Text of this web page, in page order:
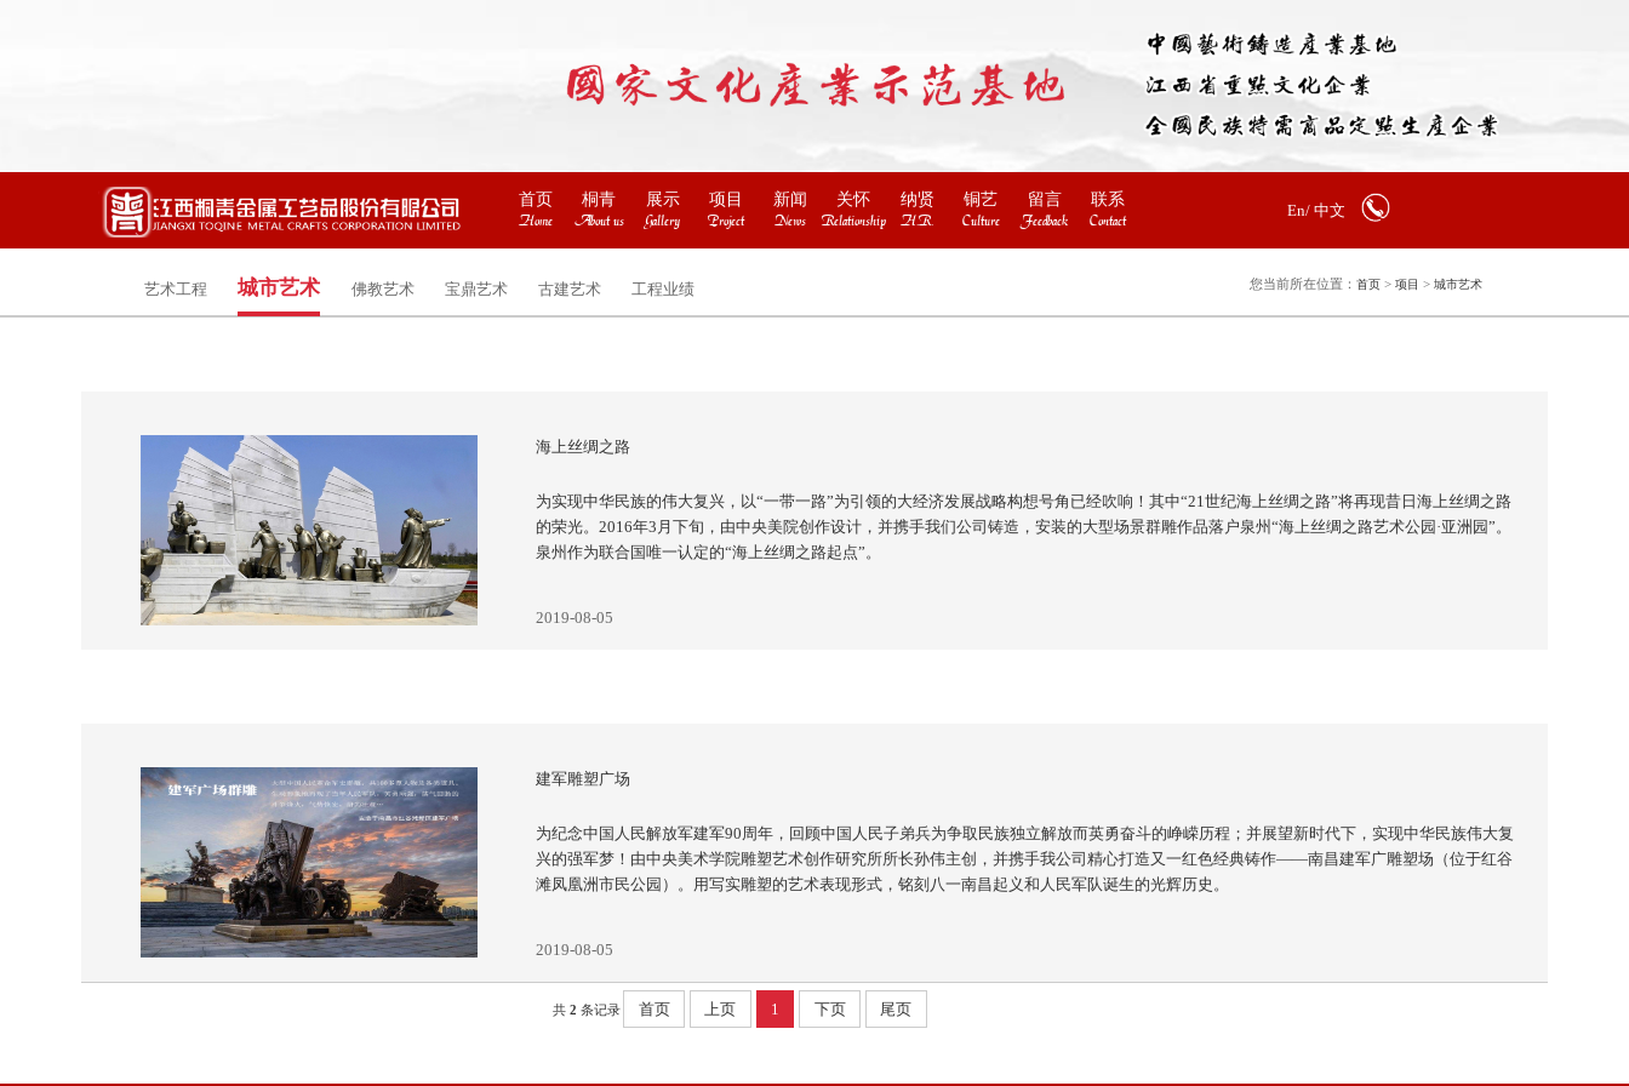
首页
Home
桐青
About us
展示
Gallery
项目
Project
新闻
News
关怀
Relationship
纳贤
H.R.
铜艺
Culture
留言
Feedback
联系
Contact
En/ 中文
艺术工程 城市艺术 佛教艺术 宝鼎艺术 古建艺术 工程业绩 您当前所在位置：首页 >项目 >城市艺术
海上丝绸之路
为实现中华民族的伟大复兴，以“一带一路”为引领的大经济发展战略构想号角已经吹响！其中“21世纪海上丝绸之路”将再现昔日海上丝绸之路
的荣光。2016年3月下旬，由中央美院创作设计，并携手我们公司铸造，安装的大型场景群雕作品落户泉州“海上丝绸之路艺术公园·亚洲园”。
泉州作为联合国唯一认定的“海上丝绸之路起点”。
2019-08-05
建军雕塑广场
为纪念中国人民解放军建军90周年，回顾中国人民子弟兵为争取民族独立解放而英勇奋斗的峥嵘历程；并展望新时代下，实现中华民族伟大复
兴的强军梦！由中央美术学院雕塑艺术创作研究所所长孙伟主创，并携手我公司精心打造又一红色经典铸作——南昌建军广雕塑场（位于红谷
滩凤凰洲市民公园）。用写实雕塑的艺术表现形式，铭刻八一南昌起义和人民军队诞生的光辉历史。
2019-08-05
共2 条记录 首页 上页 1 下页 尾页